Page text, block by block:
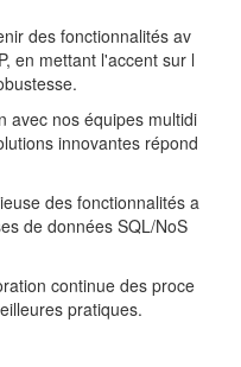
des fonctionnalités av
en mettant l'accent sur l
avec nos équipes multidi
innovantes répond
des fonctionnalités a
de données SQL/NoS
continue des proce
pratiques.